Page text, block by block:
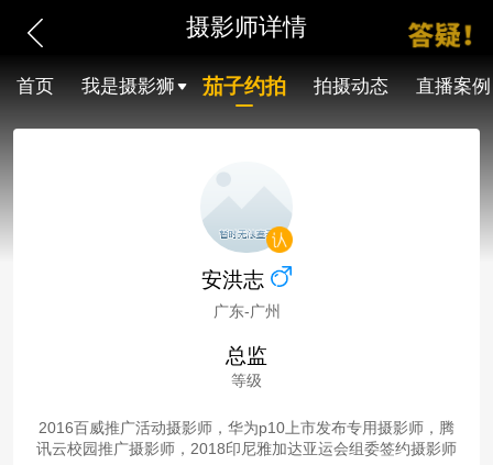
摄影师详情
首页 我是摄影狮 茄子约拍 拍摄动态 直播案例
安洪志
广东-广州
总监
等级
2016百威推广活动摄影师，华为p10上市发布专用摄影师，腾
讯云校园推广摄影师，2018印尼雅加达亚运会组委签约摄影师